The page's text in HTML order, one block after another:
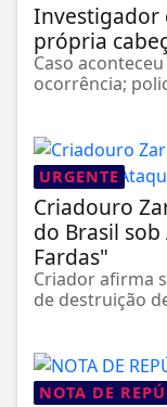
Investigador
própria
Caso
ocorrência;
URGENTE
Criadouro
do Brasil
Fardas"
Criador afirma
de destruição
NOTA DE